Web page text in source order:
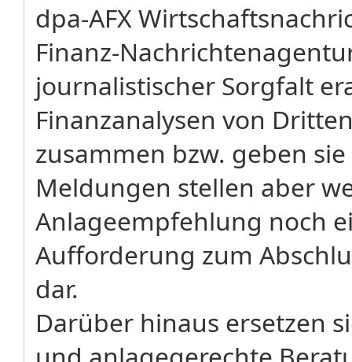
dpa-AFX
Finanz-
journalistischer Sorgfalt
Finanzanalysen von
zusammen bzw. geben
Meldungen stellen aber
Anlageempfehlung noch
Aufforderung zum
dar.
Darüber hinaus ersetzen